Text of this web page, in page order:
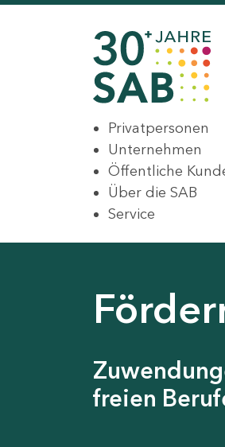
Privatpersonen
Unternehmen
Öffentliche
Über die SAB
Service
freien